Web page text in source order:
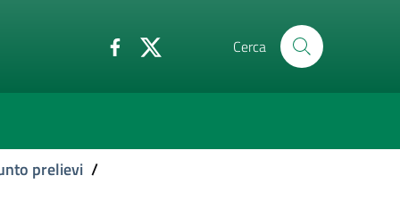
Cerca
prelievi /